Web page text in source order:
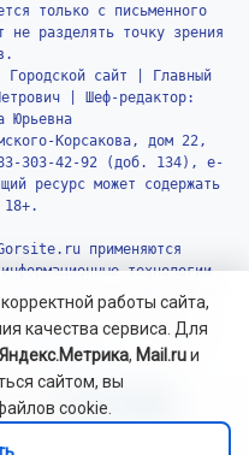
работы сайта,
качества сервиса. Для
Яндекс.Метрика, Mail.ruи
сайтом, вы
cookie.
только с письменного
не разделять точку зрения
Городской сайт | Главный
| Шеф-редактор:
Юрьевна
Корсакова, дом 22,
303-42-92 (доб. 134), e-
ресурс может содержать
18+.
применяются
технологии
сбора, систематизации
к предпочтениям
на территории
Подробнее.